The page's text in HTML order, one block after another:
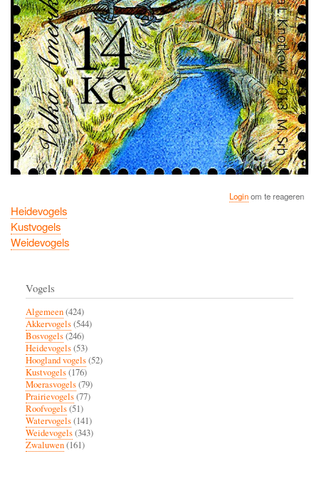
Loginom te reageren
Heidevogels
Kustvogels
Weidevogels
Vogels
Algemeen(424)
Akkervogels(544)
Bosvogels(246)
Heidevogels(53)
Hoogland vogels(52)
Kustvogels(176)
Moerasvogels(79)
Prairievogels(77)
Roofvogels(51)
Watervogels(141)
Weidevogels(343)
Zwaluwen(161)